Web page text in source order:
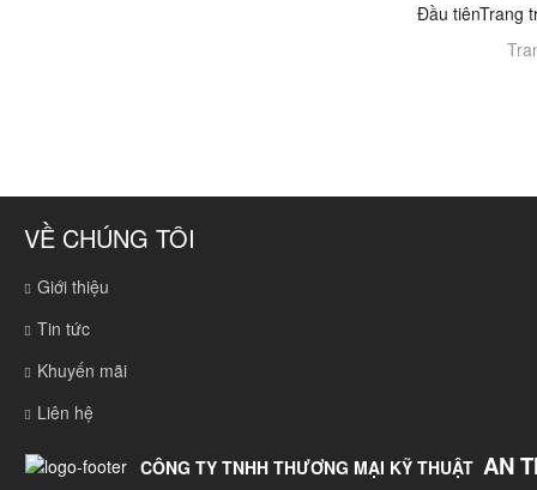
Đầu tiênTrang
VỀ CHÚNG TÔI
Giới thiệu
Tin tức
Khuyến mãi
Liên hệ
CÔNG TY TNHH THƯƠNG MẠI KỸ THUẬT AN